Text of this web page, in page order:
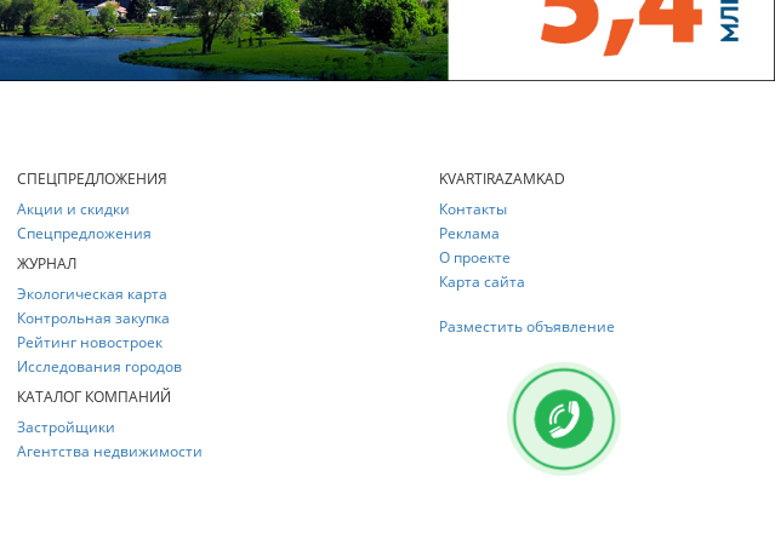
СПЕЦПРЕДЛОЖЕНИЯ
Акции и скидки
Спецпредложения
ЖУРНАЛ
Экологическая карта
Контрольная закупка
Рейтинг новостроек
Исследования городов
КАТАЛОГ КОМПАНИЙ
Застройщики
Агентства недвижимости
KVARTIRAZAMKAD
Контакты
Реклама
О проекте
Карта сайта
Разместить объявление